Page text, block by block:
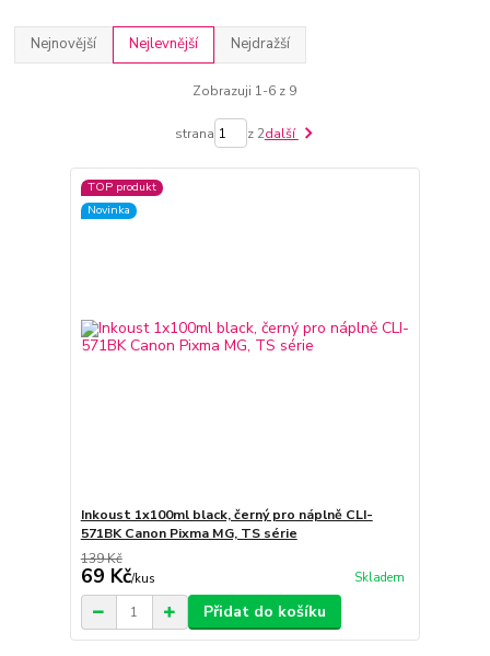
Nejnovější Nejlevnější Nejdražší
Zobrazuji 1-6 z 9
strana z 2další
TOP produkt
Novinka
Inkoust 1x100ml black, černý pro náplně CLI-
571BK Canon Pixma MG, TS série
139 Kč
69 Kč/kus Skladem
Přidat do košíku